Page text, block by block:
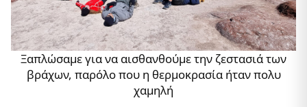
Ξαπλώσαμε για να αισθανθούμε την ζεστασιά των
βράχων, παρόλο που η θερμοκρασία ήταν πολυ
χαμηλή